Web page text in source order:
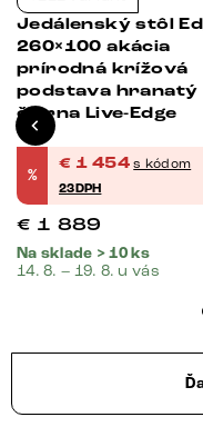
Jedálenský stôl
260×100 akácia
prírodná krížová
podstava hranatý
čierna Live-Edge
%
€ 1 454 s kódom
23DPH
€ 1 889
Na sklade > 10 ks
14. 8. – 19. 8. u vás